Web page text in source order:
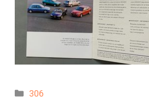
Kategorien
306